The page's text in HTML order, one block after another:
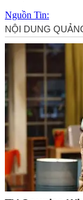
Nguồn Tin: